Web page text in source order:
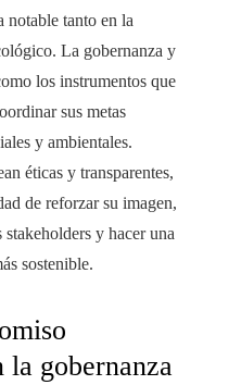
notable tanto en la
La gobernanza y
los instrumentos que
sus metas
y ambientales.
éticas y transparentes,
de reforzar su imagen,
y hacer una
sostenible.
la gobernanza